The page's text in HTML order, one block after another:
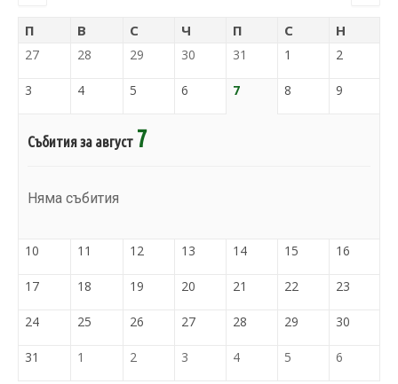
П В С Ч П С Н
27 28 29 30 31 1 2
3 4 5 6 7 8 9
Събития за август 7
Няма събития
10 11 12 13 14 15 16
17 18 19 20 21 22 23
24 25 26 27 28 29 30
31 1 2 3 4 5 6